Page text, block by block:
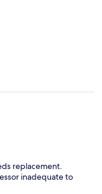
replacement.
inadequate to